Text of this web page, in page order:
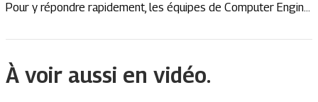
Pour y répondre rapidement, les équipes de Computer Engin...
À voir aussi en vidéo.